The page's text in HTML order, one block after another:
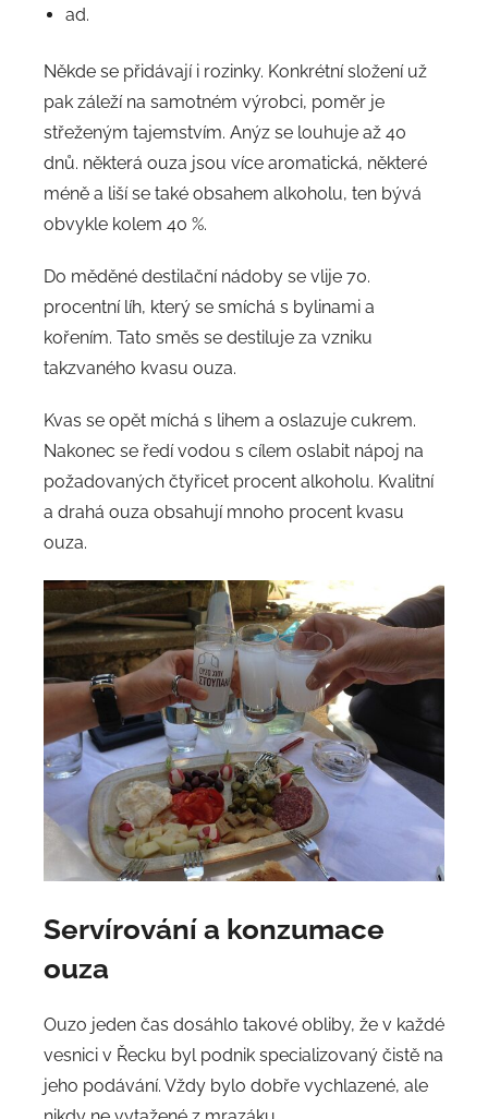
ad.
Někde se přidávají i rozinky. Konkrétní složení už
pak záleží na samotném výrobci, poměr je
střeženým tajemstvím. Anýz se louhuje až 40
dnů. některá ouza jsou více aromatická, některé
méně a liší se také obsahem alkoholu, ten bývá
obvykle kolem 40 %.
Do měděné destilační nádoby se vlije 70.
procentní líh, který se smíchá s bylinami a
kořením. Tato směs se destiluje za vzniku
takzvaného kvasu ouza.
Kvas se opět míchá s lihem a oslazuje cukrem.
Nakonec se ředí vodou s cílem oslabit nápoj na
požadovaných čtyřicet procent alkoholu. Kvalitní
a drahá ouza obsahují mnoho procent kvasu
ouza.
Servírování a konzumace
ouza
Ouzo jeden čas dosáhlo takové obliby, že v každé
vesnici v Řecku byl podnik specializovaný čistě na
jeho podávání. Vždy bylo dobře vychlazené, ale